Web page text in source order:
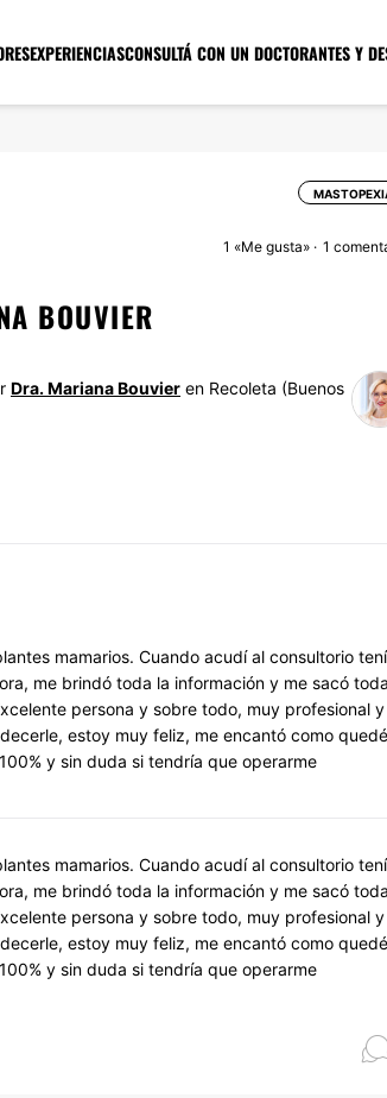
EXPERIENCIASCONSULTÁ CON UN DOCTORANTES Y
1 «Me gusta» 1
BOUVIER
Dra. Mariana Bouvier en Recoleta (Buenos
mamarios. Cuando acudí al consultorio
me brindó toda la información y me sacó
persona y sobre todo, muy profesional y
estoy muy feliz, me encantó como
y sin duda si tendría que operarme
mamarios. Cuando acudí al consultorio
me brindó toda la información y me sacó
persona y sobre todo, muy profesional y
estoy muy feliz, me encantó como
y sin duda si tendría que operarme